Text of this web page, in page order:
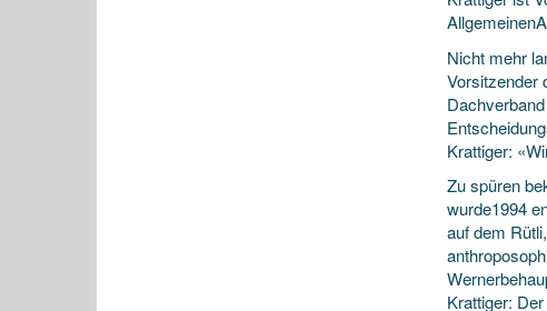
Nicht mehr
Vorsitzender
Krattiger:
Zu spüren
wurde1994
auf dem
Krattiger: